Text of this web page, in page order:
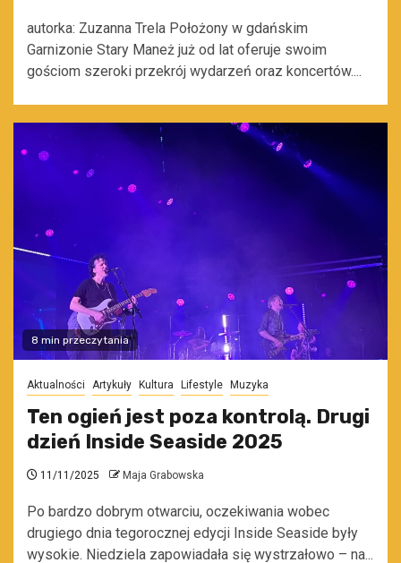
autorka: Zuzanna Trela Położony w gdańskim
Garnizonie Stary Maneż już od lat oferuje swoim
gościom szeroki przekrój wydarzeń oraz koncertów....
8 min przeczytania
Aktualności Artykuły Kultura Lifestyle Muzyka
Ten ogień jest poza kontrolą. Drugi
dzień Inside Seaside 2025
11/11/2025 Maja Grabowska
Po bardzo dobrym otwarciu, oczekiwania wobec
drugiego dnia tegorocznej edycji Inside Seaside były
wysokie. Niedziela zapowiadała się wystrzałowo – na...